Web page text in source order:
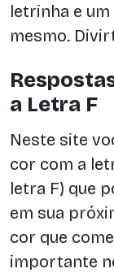
letrinha e
mesmo.
a Letra F
Neste site
cor com a
letra F) que
em sua
cor que
importante